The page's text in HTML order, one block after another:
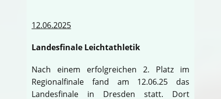
12.06.2025
Landesfinale Leichtathletik
Nach einem erfolgreichen 2. Platz im
Regionalfinale fand am 12.06.25 das
Landesfinale in Dresden statt. Dort